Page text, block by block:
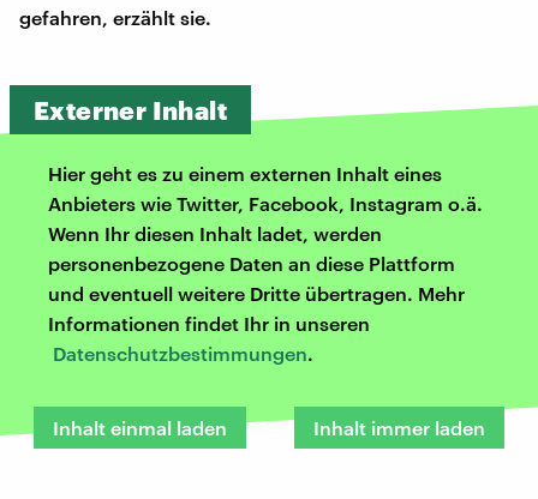
gefahren, erzählt sie.
Externer Inhalt
Hier geht es zu einem externen Inhalt eines
Anbieters wie Twitter, Facebook, Instagram o.ä.
Wenn Ihr diesen Inhalt ladet, werden
personenbezogene Daten an diese Plattform
und eventuell weitere Dritte übertragen. Mehr
Informationen findet Ihr in unseren
Datenschutzbestimmungen.
Inhalt einmal laden Inhalt immer laden